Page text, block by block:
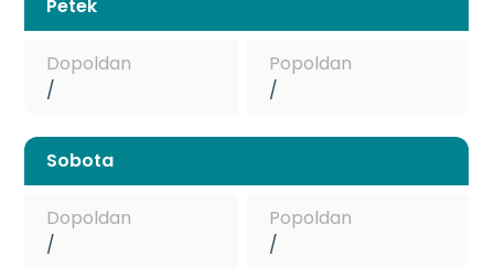
Petek
Dopoldan
/
Popoldan
/
Sobota
Dopoldan
/
Popoldan
/